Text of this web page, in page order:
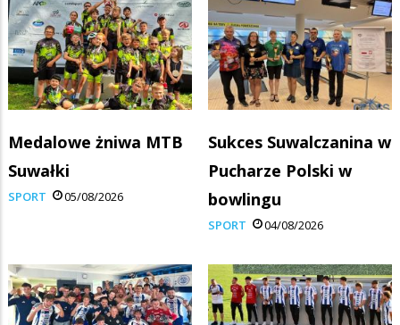
Medalowe żniwa MTB
Suwałki
SPORT 05/08/2026
Sukces Suwalczanina w
Pucharze Polski w
bowlingu
SPORT 04/08/2026